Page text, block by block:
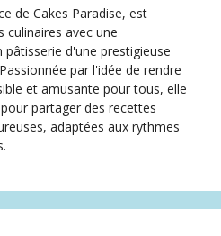
de Cakes Paradise, est
culinaires avec une
pâtisserie d'une prestigieuse
par l'idée de rendre
et amusante pour tous, elle
partager des recettes
adaptées aux rythmes